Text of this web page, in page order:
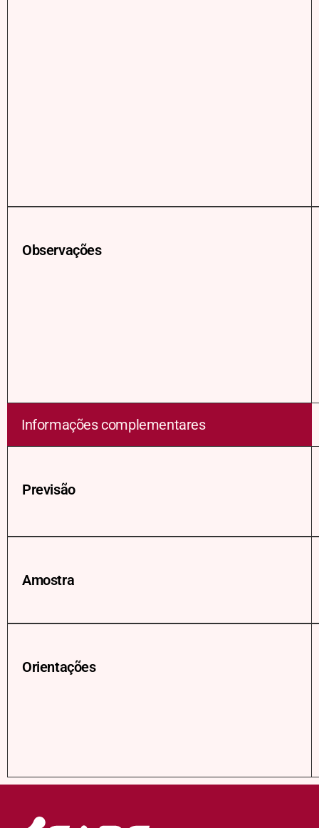
Observações
Informações complementares
Previsão
Amostra
Orientações